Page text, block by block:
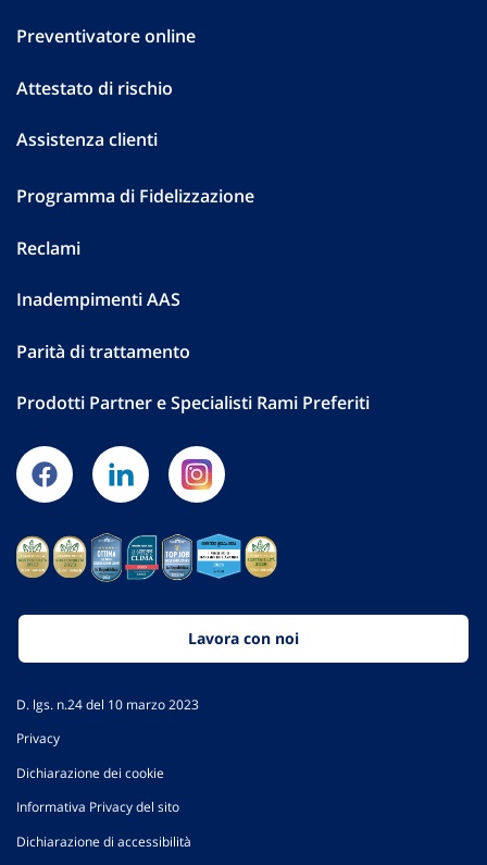
Preventivatore online
Attestato di rischio
Assistenza clienti
Programma di Fidelizzazione
Reclami
Inadempimenti AAS
Parità di trattamento
Prodotti Partner e Specialisti Rami Preferiti
Lavora con noi
D. lgs. n.24 del 10 marzo 2023
Privacy
Dichiarazione dei cookie
Informativa Privacy del sito
Dichiarazione di accessibilità